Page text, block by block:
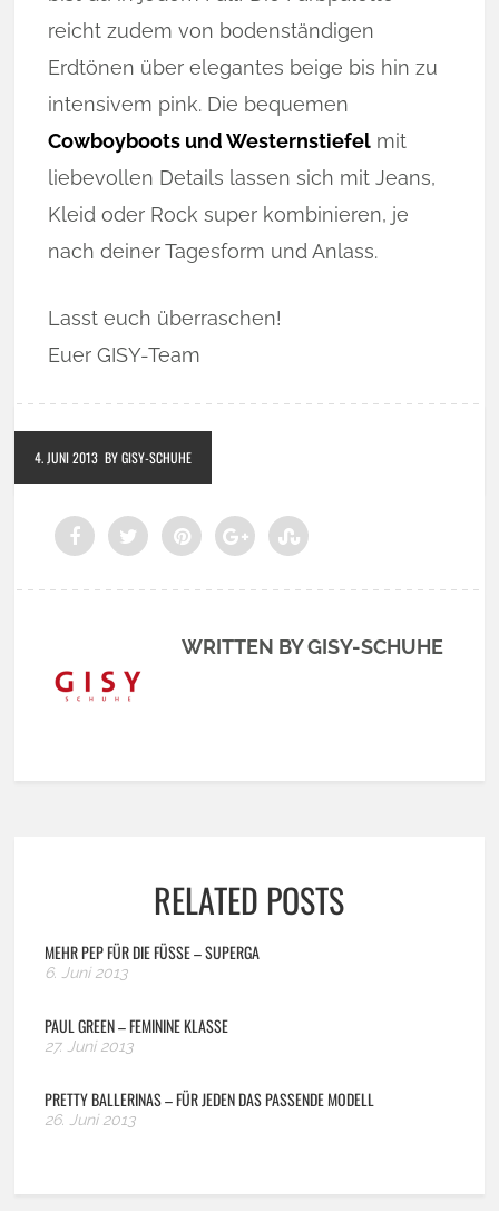
reicht zudem von bodenständigen
Erdtönen über elegantes beige bis hin zu
intensivem pink. Die bequemen
Cowboyboots und Westernstiefel mit
liebevollen Details lassen sich mit Jeans,
Kleid oder Rock super kombinieren, je
nach deiner Tagesform und Anlass.
Lasst euch überraschen!
Euer GISY-Team
4. JUNI 2013 BY GISY-SCHUHE
WRITTEN BY GISY-SCHUHE
RELATED POSTS
MEHR PEP FÜR DIE FÜSSE – SUPERGA
6. Juni 2013
PAUL GREEN – FEMININE KLASSE
27. Juni 2013
PRETTY BALLERINAS – FÜR JEDEN DAS PASSENDE MODELL
26. Juni 2013